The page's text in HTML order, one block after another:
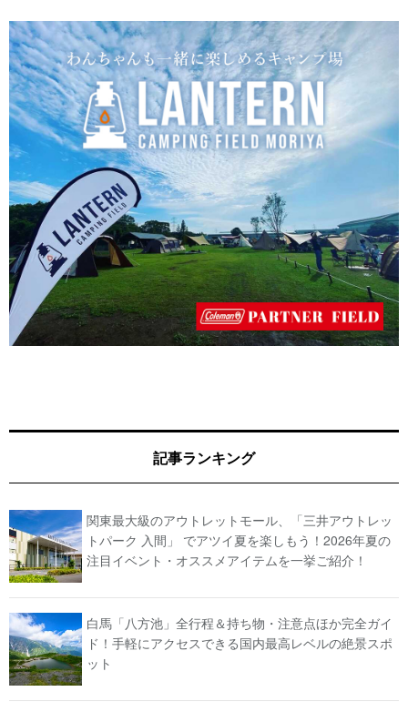
記事ランキング
関東最大級のアウトレットモール、「三井アウトレッ
トパーク 入間」 でアツイ夏を楽しもう！2026年夏の
注目イベント・オススメアイテムを一挙ご紹介！
白馬「八方池」全行程＆持ち物・注意点ほか完全ガイ
ド！手軽にアクセスできる国内最高レベルの絶景スポ
ット